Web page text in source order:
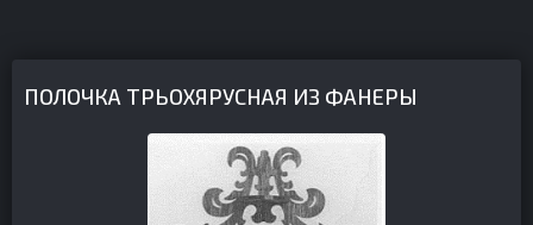
ПОЛОЧКА ТРЬОХЯРУСНАЯ ИЗ ФАНЕРЫ